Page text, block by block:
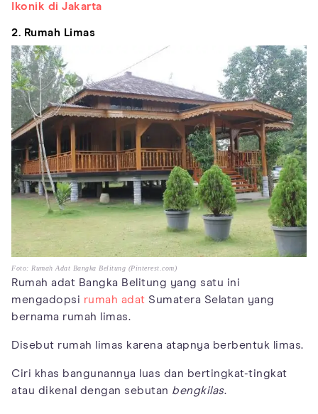
Ikonik di Jakarta
2. Rumah Limas
Foto: Rumah Adat Bangka Belitung (Pinterest.com)
Rumah adat Bangka Belitung yang satu ini
mengadopsi rumah adat Sumatera Selatan yang
bernama rumah limas.
Disebut rumah limas karena atapnya berbentuk limas.
Ciri khas bangunannya luas dan bertingkat-tingkat
atau dikenal dengan sebutan bengkilas.